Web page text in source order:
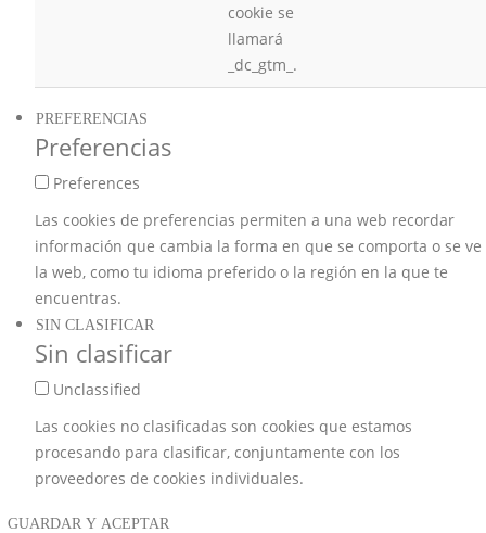
cookie se
llamará
_dc_gtm_.
PREFERENCIAS
Preferencias
Preferences
Las cookies de preferencias permiten a una web recordar
información que cambia la forma en que se comporta o se ve
la web, como tu idioma preferido o la región en la que te
encuentras.
SIN CLASIFICAR
Sin clasificar
Unclassified
Las cookies no clasificadas son cookies que estamos
procesando para clasificar, conjuntamente con los
proveedores de cookies individuales.
GUARDAR Y ACEPTAR